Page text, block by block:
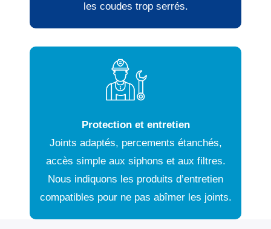
les coudes trop serrés.
Protection et entretien
Joints adaptés, percements étanchés,
accès simple aux siphons et aux filtres.
Nous indiquons les produits d’entretien
compatibles pour ne pas abîmer les joints.